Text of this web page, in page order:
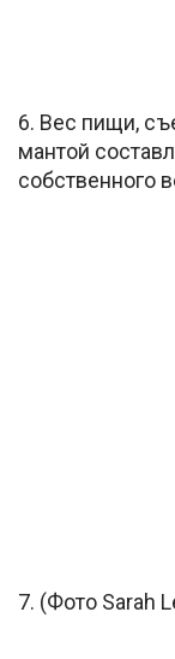
6. Вес пищи,
мантой
собственного
7. (Фото Sarah